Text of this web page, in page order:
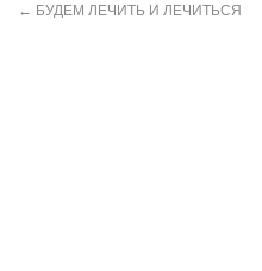
← БУДЕМ ЛЕЧИТЬ И ЛЕЧИТЬСЯ